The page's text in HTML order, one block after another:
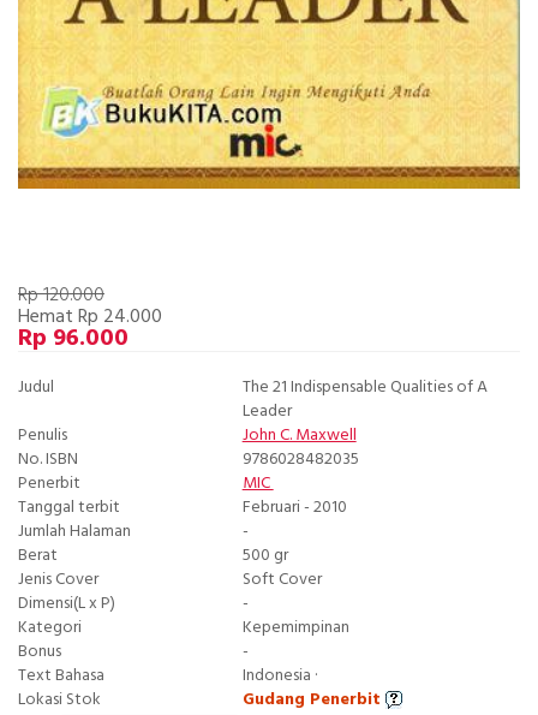
Rp 120.000
Hemat Rp 24.000
Rp 96.000
Judul
The 21 Indispensable Qualities of A
Leader
Penulis
John C. Maxwell
No. ISBN
9786028482035
Penerbit
MIC
Tanggal terbit
Februari - 2010
Jumlah Halaman
-
Berat
500 gr
Jenis Cover
Soft Cover
Dimensi(L x P)
-
Kategori
Kepemimpinan
Bonus
-
Text Bahasa
Indonesia ·
Lokasi Stok
Gudang Penerbit